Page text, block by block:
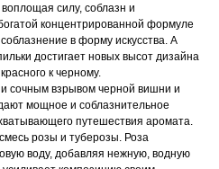
силу, соблазн и
концентрированной формуле
в форму искусства. А
достигает новых высот дизайна
к черному.
сочным взрывом черной вишни и
мощное и соблазнительное
путешествия аромата.
розы и туберозы. Роза
воду, добавляя нежную, водную